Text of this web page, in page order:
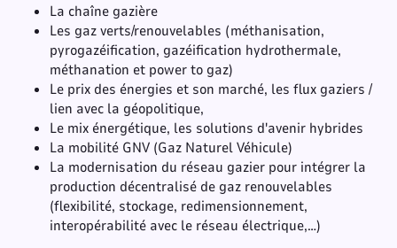
La chaîne gazière
Les gaz verts/renouvelables (méthanisation,
pyrogazéification, gazéification hydrothermale,
méthanation et power to gaz)
Le prix des énergies et son marché, les flux gaziers /
lien avec la géopolitique,
Le mix énergétique, les solutions d'avenir hybrides
La mobilité GNV (Gaz Naturel Véhicule)
La modernisation du réseau gazier pour intégrer la
production décentralisé de gaz renouvelables
(flexibilité, stockage, redimensionnement,
interopérabilité avec le réseau électrique,…)